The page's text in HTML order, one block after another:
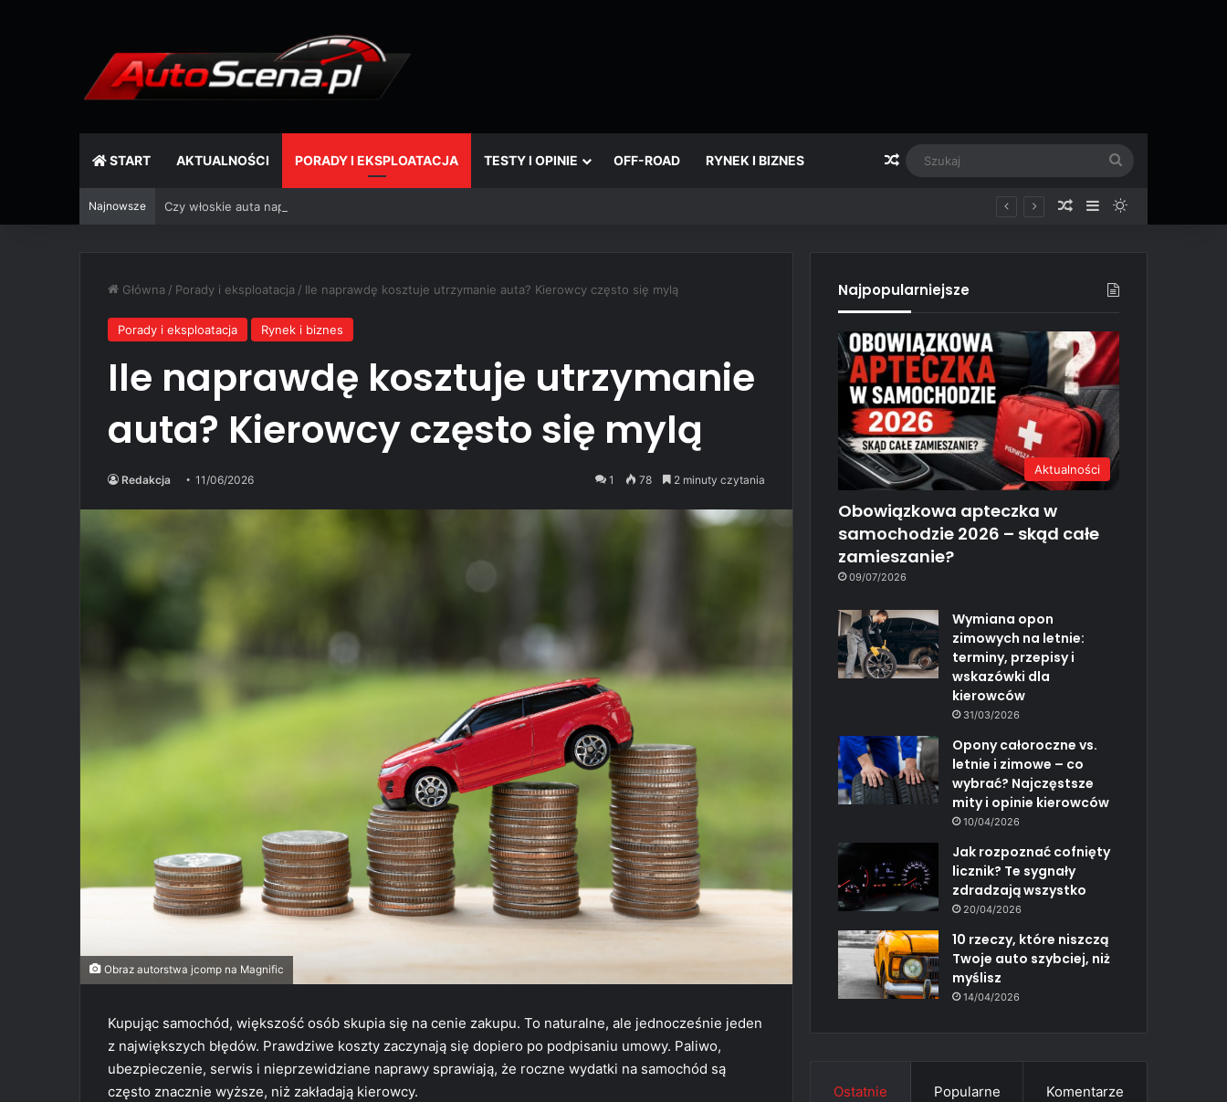
START AKTUALNOŚCI PORADY I EKSPLOATACJA TESTY I OPINIE OFF-ROAD RYNEK I BIZNES Losowy artykuł
Najnowsze Czy włoskie auta naprawdę się psują? Mit, który wciąż żyje Losowy artykuł
SidebarSwitch skin
Główna / Porady i eksploatacja / Ile naprawdę kosztuje utrzymanie auta? Kierowcy często się mylą
Porady i eksploatacja Rynek i biznes
Ile naprawdę kosztuje utrzymanie
auta? Kierowcy często się mylą
Redakcja 11/06/2026 1 78 2 minuty czytania
Obraz autorstwa jcomp na Magnific
Kupując samochód, większość osób skupia się na cenie zakupu. To naturalne, ale jednocześnie jeden
z największych błędów. Prawdziwe koszty zaczynają się dopiero po podpisaniu umowy. Paliwo,
ubezpieczenie, serwis i nieprzewidziane naprawy sprawiają, że roczne wydatki na samochód są
często znacznie wyższe, niż zakładają kierowcy.
Najpopularniejsze
Aktualności
Obowiązkowa apteczka w
samochodzie 2026 – skąd całe
zamieszanie?
09/07/2026
Wymiana opon
zimowych na letnie:
terminy, przepisy i
wskazówki dla
kierowców
31/03/2026
Opony całoroczne vs.
letnie i zimowe – co
wybrać? Najczęstsze
mity i opinie kierowców
10/04/2026
Jak rozpoznać cofnięty
licznik? Te sygnały
zdradzają wszystko
20/04/2026
10 rzeczy, które niszczą
Twoje auto szybciej, niż
myślisz
14/04/2026
Ostatnie Popularne Komentarze